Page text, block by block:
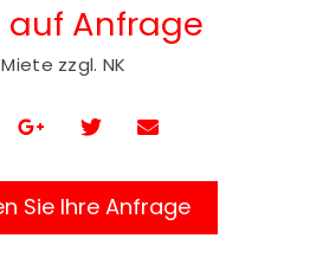
auf Anfrage
Miete zzgl. NK
Sie Ihre Anfrage